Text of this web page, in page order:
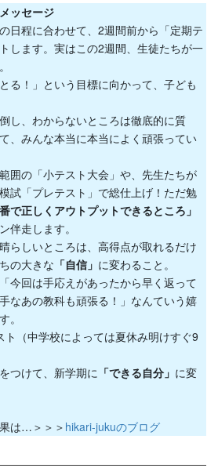
ッセージ
日程に合わせて、2週間前から「定期テ
します。実はこの2週間、生徒たちが一
る！」という目標に向かって、子ども
し、わからないところは徹底的に質
、みんな本当に本当によく頑張ってい
囲の「小テスト大会」や、先生たちが
試「プレテスト」で総仕上げ！ただ勉
番で正しくアウトプットできるところ」
伴走します。
らしいところは、高得点が取れるだけ
の大きな 「自信」 に変わること。
今回は手応えがあったから早く返って
なあの教科も頑張る！」なんていう嬉
。
ト（中学校によっては夏休み明けすぐ9
つけて、新学期に 「できる自分」 に変
は…＞＞＞ hikari-jukuのブログ